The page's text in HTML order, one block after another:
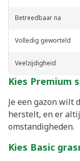
Betreedbaar na
Volledig geworteld
Veelzijdigheid
Kies Premium
Je een gazon wilt
herstelt, en er
omstandigheden.
Kies Basic